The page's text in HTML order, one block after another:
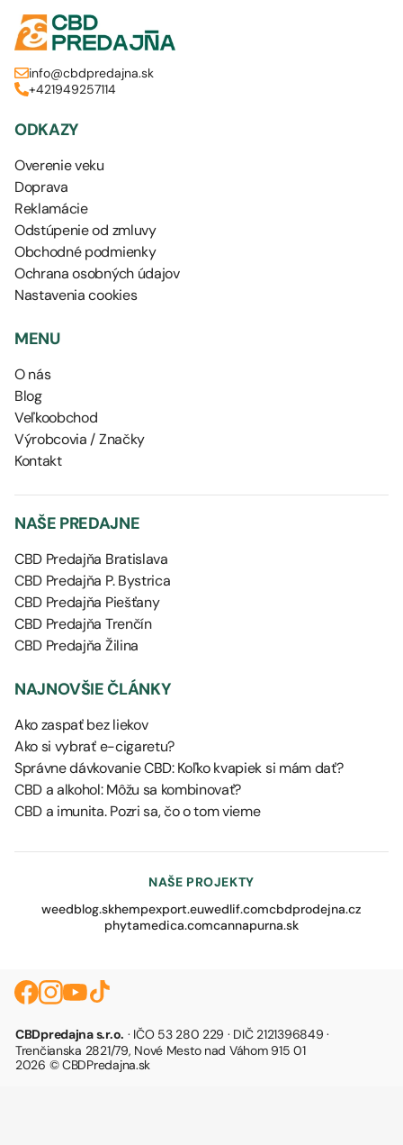
info@cbdpredajna.sk
+421949257114
ODKAZY
Overenie veku
Doprava
Reklamácie
Odstúpenie od zmluvy
Obchodné podmienky
Ochrana osobných údajov
Nastavenia cookies
MENU
O nás
Blog
Veľkoobchod
Výrobcovia / Značky
Kontakt
NAŠE PREDAJNE
CBD Predajňa Bratislava
CBD Predajňa P. Bystrica
CBD Predajňa Piešťany
CBD Predajňa Trenčín
CBD Predajňa Žilina
NAJNOVŠIE ČLÁNKY
Ako zaspať bez liekov
Ako si vybrať e-cigaretu?
Správne dávkovanie CBD: Koľko kvapiek si mám dať?
CBD a alkohol: Môžu sa kombinovať?
CBD a imunita. Pozri sa, čo o tom vieme
NAŠE PROJEKTY
weedblog.skhempexport.euwedlif.comcbdprodejna.cz
phytamedica.comcannapurna.sk
CBDpredajna s.r.o. · IČO 53 280 229 · DIČ 2121396849 ·
Trenčianska 2821/79, Nové Mesto nad Váhom 915 01
2026 © CBDPredajna.sk